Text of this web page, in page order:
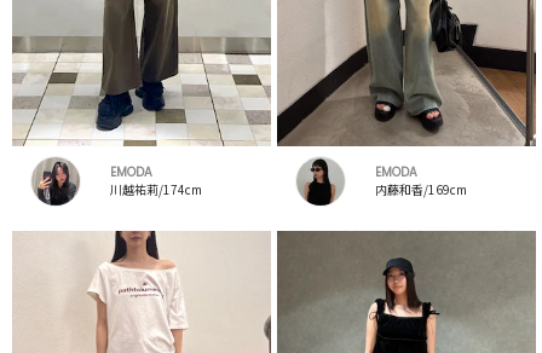
EMODA
川越祐莉/174cm
EMODA
内藤和香/169cm